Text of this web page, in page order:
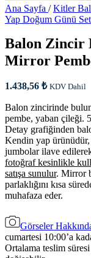
Ana Sayfa / Kitler
Yap Doğum Günü
Balon Zincir
Mirror
1.438,56 ₺ KDV Dahil
Balon zincirinde
pembe, yaban çileği.
Detay grafiğinden
Kendin yap
jumbolar ilave
fotoğraf kesinlikle
satışa sunulur. Mirror
parlaklığını kısa
muhafaza eder.
Görseler
cumartesi 10:00’a
Ortalama teslim